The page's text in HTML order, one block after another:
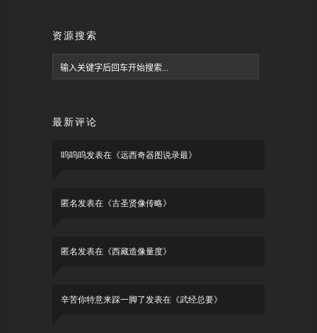
资源搜索
最新评论
呜呜呜发表在《远西奇器图说录最》
匿名发表在《古圣贤像传略》
匿名发表在《西藏造像量度》
辛苦你特意来踩一脚了发表在《武经总要》